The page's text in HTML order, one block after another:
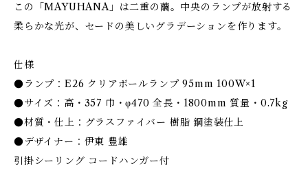
この「MAYUHANA」は二重の繭。中央のランプが放射する
柔らかな光が、セードの美しいグラデーションを作ります。
仕様
●ランプ：E26 クリアボールランプ 95mm 100W×1
●サイズ：高・357 巾・φ470 全長・1800mm 質量・0.7kg
●材質・仕上：グラスファイバー 樹脂 鋼塗装仕上
●デザイナー：伊東 豊雄
引掛シーリング コードハンガー付